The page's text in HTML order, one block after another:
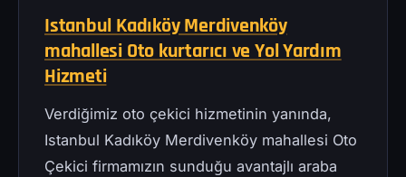
Istanbul Kadıköy Merdivenköy
mahallesi Oto kurtarıcı ve Yol Yardım
Hizmeti
Verdiğimiz oto çekici hizmetinin yanında,
Istanbul Kadıköy Merdivenköy mahallesi Oto
Çekici firmamızın sunduğu avantajlı araba